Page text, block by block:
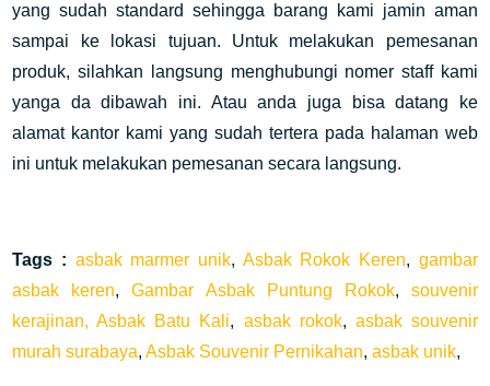
yang sudah standard sehingga barang kami jamin aman
sampai ke lokasi tujuan. Untuk melakukan pemesanan
produk, silahkan langsung menghubungi nomer staff kami
yanga da dibawah ini. Atau anda juga bisa datang ke
alamat kantor kami yang sudah tertera pada halaman web
ini untuk melakukan pemesanan secara langsung.
Tags : asbak marmer unik, Asbak Rokok Keren, gambar
asbak keren,Gambar Asbak Puntung Rokok, souvenir
kerajinan,Asbak Batu Kali, asbak rokok, asbak souvenir
murah surabaya,Asbak Souvenir Pernikahan,asbak unik,